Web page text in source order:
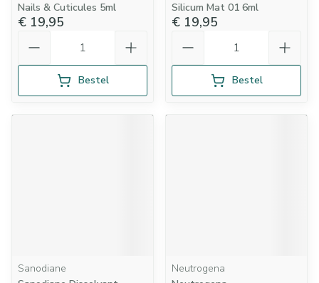
Nails & Cuticules 5ml
€ 19,95
Bestel
Silicum Mat 01 6ml
€ 19,95
Bestel
Sanodiane
Neutrogena